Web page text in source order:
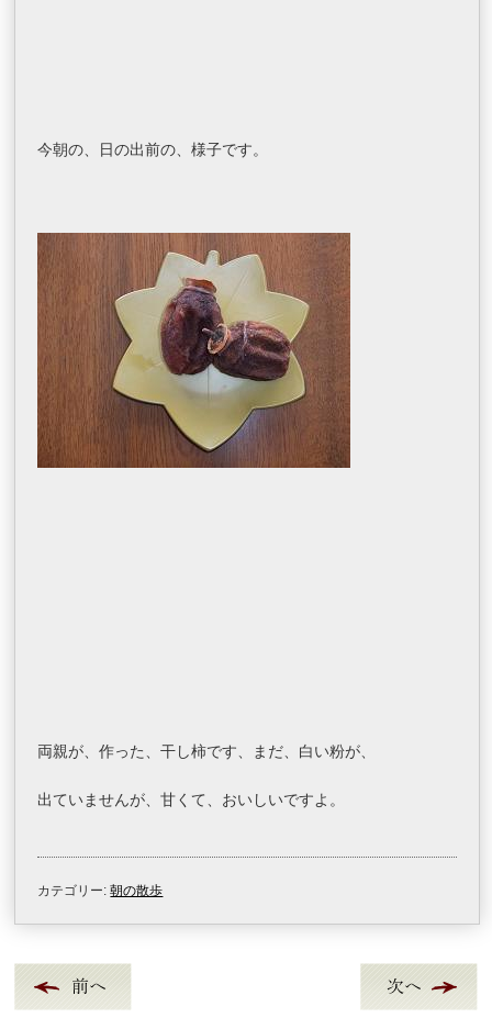
今朝の、日の出前の、様子です。
両親が、作った、干し柿です、まだ、白い粉が、
出ていませんが、甘くて、おいしいですよ。
カテゴリー:朝の散歩